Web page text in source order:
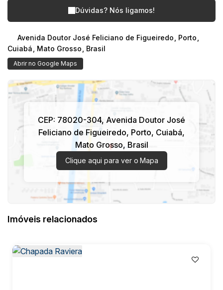
Dúvidas? Nós ligamos!
Avenida Doutor José Feliciano de Figueiredo Porto
Cuiabá
Mato Grosso Brasil
Abrir no Google Maps
CEP: 78020-304, Avenida Doutor José
Feliciano de Figueiredo, Porto, Cuiabá,
Mato Grosso, Brasil
Clique aqui para ver o Mapa
Imóveis relacionados